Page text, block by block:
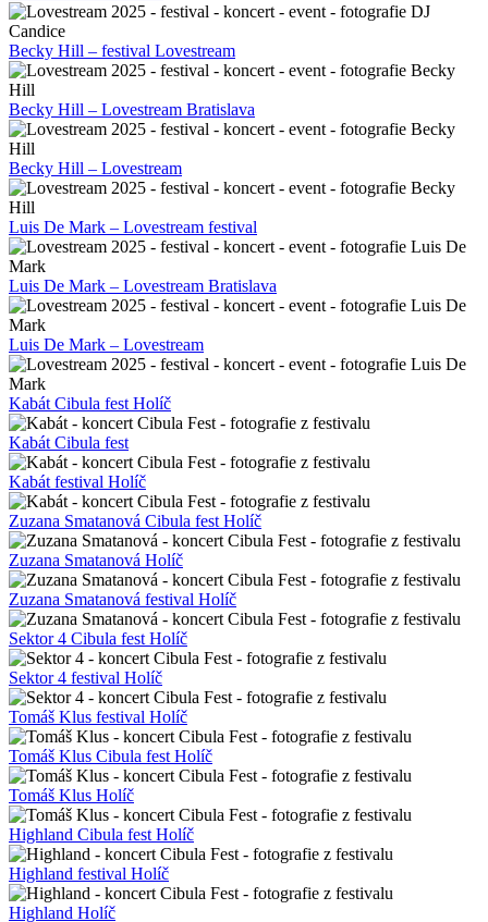
Becky Hill – festival Lovestream
Becky Hill – Lovestream Bratislava
Becky Hill – Lovestream
Luis De Mark – Lovestream festival
Luis De Mark – Lovestream Bratislava
Luis De Mark – Lovestream
Kabát Cibula fest Holíč
Kabát Cibula fest
Kabát festival Holíč
Zuzana Smatanová Cibula fest Holíč
Zuzana Smatanová Holíč
Zuzana Smatanová festival Holíč
Sektor 4 Cibula fest Holíč
Sektor 4 festival Holíč
Tomáš Klus festival Holíč
Tomáš Klus Cibula fest Holíč
Tomáš Klus Holíč
Highland Cibula fest Holíč
Highland festival Holíč
Highland Holíč